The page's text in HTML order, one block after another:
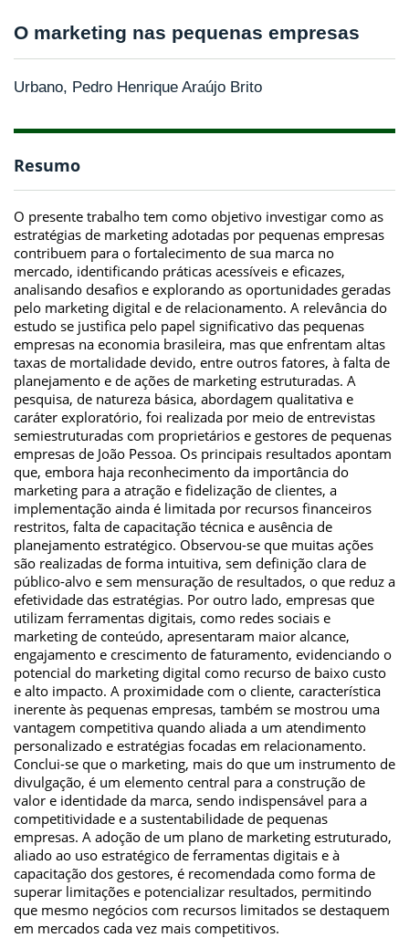
O marketing nas pequenas empresas
Urbano, Pedro Henrique Araújo Brito
Resumo
O presente trabalho tem como objetivo investigar como as
estratégias de marketing adotadas por pequenas empresas
contribuem para o fortalecimento de sua marca no
mercado, identificando práticas acessíveis e eficazes,
analisando desafios e explorando as oportunidades geradas
pelo marketing digital e de relacionamento. A relevância do
estudo se justifica pelo papel significativo das pequenas
empresas na economia brasileira, mas que enfrentam altas
taxas de mortalidade devido, entre outros fatores, à falta de
planejamento e de ações de marketing estruturadas. A
pesquisa, de natureza básica, abordagem qualitativa e
caráter exploratório, foi realizada por meio de entrevistas
semiestruturadas com proprietários e gestores de pequenas
empresas de João Pessoa. Os principais resultados apontam
que, embora haja reconhecimento da importância do
marketing para a atração e fidelização de clientes, a
implementação ainda é limitada por recursos financeiros
restritos, falta de capacitação técnica e ausência de
planejamento estratégico. Observou-se que muitas ações
são realizadas de forma intuitiva, sem definição clara de
público-alvo e sem mensuração de resultados, o que reduz a
efetividade das estratégias. Por outro lado, empresas que
utilizam ferramentas digitais, como redes sociais e
marketing de conteúdo, apresentaram maior alcance,
engajamento e crescimento de faturamento, evidenciando o
potencial do marketing digital como recurso de baixo custo
e alto impacto. A proximidade com o cliente, característica
inerente às pequenas empresas, também se mostrou uma
vantagem competitiva quando aliada a um atendimento
personalizado e estratégias focadas em relacionamento.
Conclui-se que o marketing, mais do que um instrumento de
divulgação, é um elemento central para a construção de
valor e identidade da marca, sendo indispensável para a
competitividade e a sustentabilidade de pequenas
empresas. A adoção de um plano de marketing estruturado,
aliado ao uso estratégico de ferramentas digitais e à
capacitação dos gestores, é recomendada como forma de
superar limitações e potencializar resultados, permitindo
que mesmo negócios com recursos limitados se destaquem
em mercados cada vez mais competitivos.